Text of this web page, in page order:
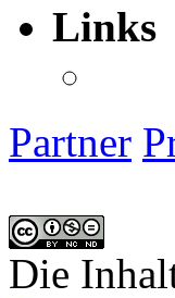
Links
Partner
Die